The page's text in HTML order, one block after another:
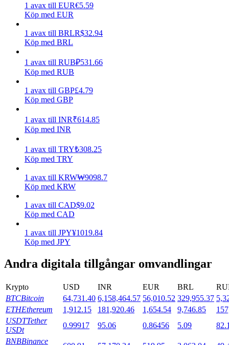
Power Piggy
Tjäna konkurrenskraftiga belöningar dagligen
Utsättning
Hög avkastning och omedelbar tillgång
Flexibel insats för att tjäna populära tokens
1 avax till EUR€5.59
Köp med EUR
1 avax till BRLR$32.94
Köp med BRL
1 avax till RUB₽531.66
Köp med RUB
1 avax till GBP£4.79
Köp med GBP
1 avax till INR₹614.85
Köp med INR
1 avax till TRY₺308.25
Köp med TRY
1 avax till KRW₩9098.7
Köp med KRW
1 avax till CAD$9.02
Köp med CAD
1 avax till JPY¥1019.84
Köp med JPY
Andra digitala tillgångar omvandlingar
Krypto USD INR EUR BRL
BTCBitcoin 64,731.40 6,158,464.57 56,010.52 329,955.37
ETHEthereum 1,912.15 181,920.46 1,654.54 9,746.85
USDTTether
USDt
0.99917 95.06 0.86456 5.09
BNBBinance